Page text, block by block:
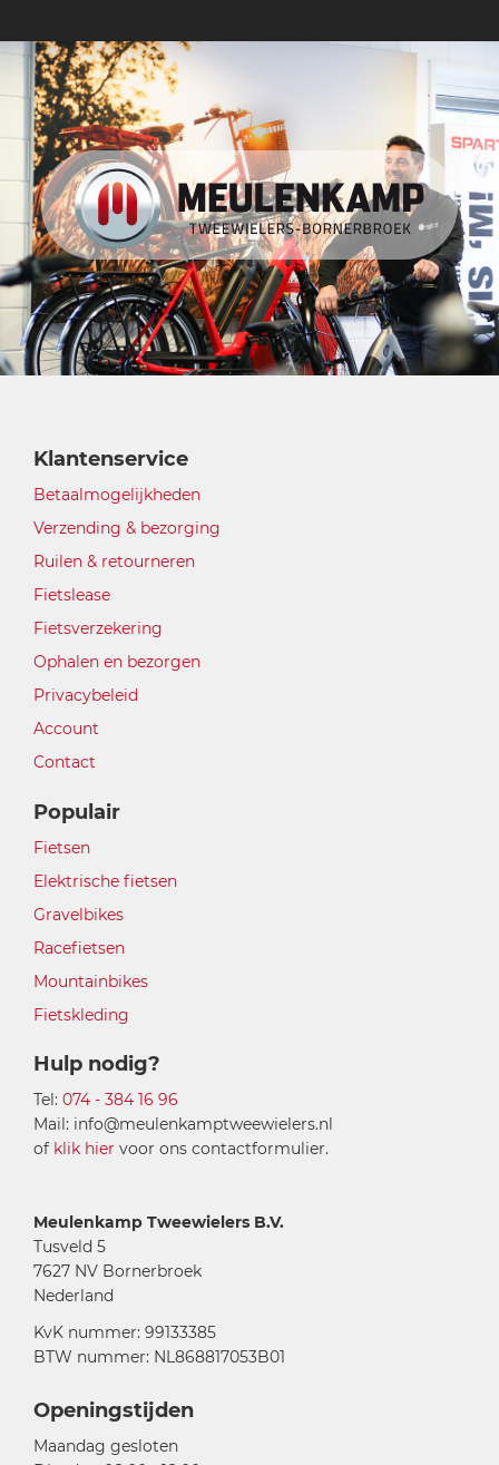
Klantenservice
Betaalmogelijkheden
Verzending & bezorging
Ruilen & retourneren
Fietslease
Fietsverzekering
Ophalen en bezorgen
Privacybeleid
Account
Contact
Populair
Fietsen
Elektrische fietsen
Gravelbikes
Racefietsen
Mountainbikes
Fietskleding
Hulp nodig?
Tel: 074 - 384 16 96
Mail: info@meulenkamptweewielers.nl
of klik hier voor ons contactformulier.
Meulenkamp Tweewielers B.V.
Tusveld 5
7627 NV Bornerbroek
Nederland
KvK nummer: 99133385
BTW nummer: NL868817053B01
Openingstijden
Maandag gesloten